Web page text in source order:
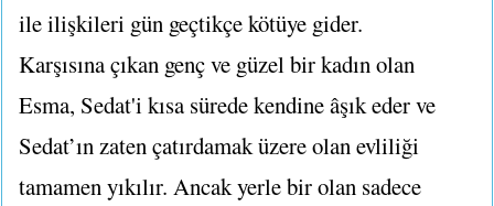
ile ilişkileri gün geçtikçe kötüye gider.
Karşısına çıkan genç ve güzel bir kadın olan
Esma, Sedat'i kısa sürede kendine âşık eder ve
Sedat’ın zaten çatırdamak üzere olan evliliği
tamamen yıkılır. Ancak yerle bir olan sadece